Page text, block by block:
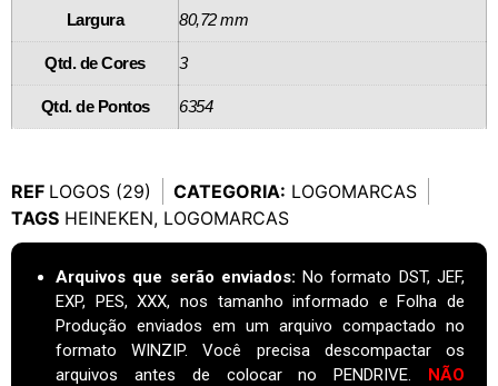
Largura 80,72 mm
Qtd. de Cores 3
Qtd. de Pontos 6354
REF LOGOS (29) CATEGORIA: LOGOMARCAS
TAGS HEINEKEN, LOGOMARCAS
Arquivos que serão enviados: No formato DST, JEF,
EXP, PES, XXX, nos tamanho informado e Folha de
Produção enviados em um arquivo compactado no
formato WINZIP. Você precisa descompactar os
arquivos antes de colocar no PENDRIVE. NÃO